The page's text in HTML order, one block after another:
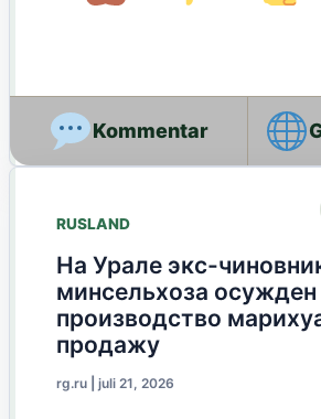
RUSLAND
На Урале экс-
минсельхоза осужден
производство
продажу
rg.ru juli 21, 2026